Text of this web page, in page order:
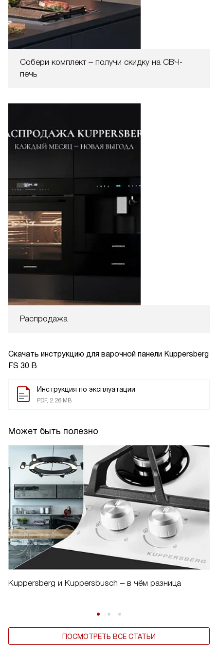
Собери комплект – получи скидку на СВЧ-
печь
Распродажа
Скачать инструкцию для варочной панели Kuppersberg
FS 30 B
Инструкция по эксплуатации
PDF, 2.26 MB
Может быть полезно
Kuppersberg и Kuppersbusch – в чём разница
ПОСМОТРЕТЬ ВСЕ СТАТЬИ